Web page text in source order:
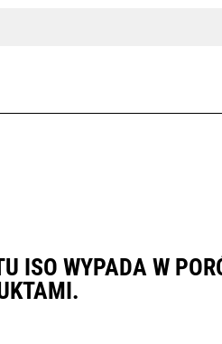
ISO WYPADA W